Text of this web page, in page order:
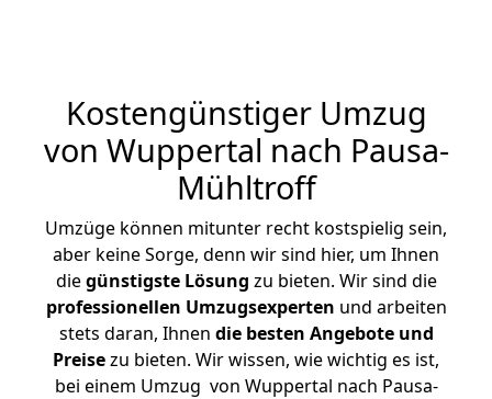
Kostengünstiger Umzug
von Wuppertal nach Pausa-
Mühltroff
Umzüge können mitunter recht kostspielig sein,
aber keine Sorge, denn wir sind hier, um Ihnen
diegünstigste Lösung zu bieten. Wir sind die
professionellen Umzugsexperten und arbeiten
stets daran, Ihnen die besten Angebote und
Preisezu bieten. Wir wissen, wie wichtig es ist,
bei einem Umzug von Wuppertal nach Pausa-